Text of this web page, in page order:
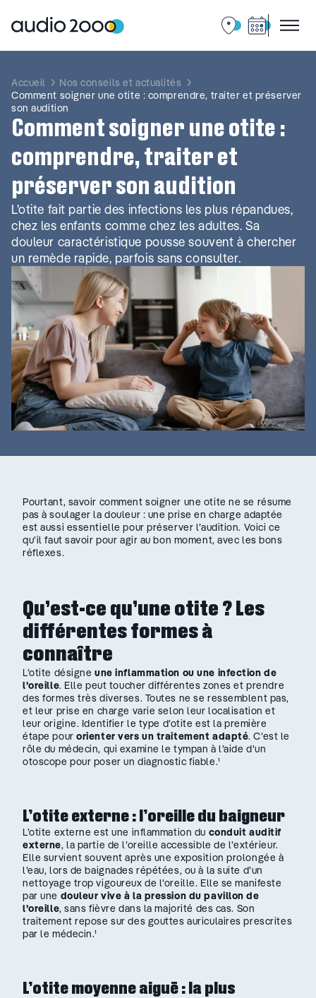
contenu
Accueil
Nos conseils et actualités
Comment soigner une otite : comprendre, traiter et préserver
son audition
Comment soigner une otite :
comprendre, traiter et
préserver son audition
L’otite fait partie des infections les plus répandues,
chez les enfants comme chez les adultes. Sa
douleur caractéristique pousse souvent à chercher
un remède rapide, parfois sans consulter.
Pourtant, savoir comment soigner une otite ne se résume
pas à soulager la douleur : une prise en charge adaptée
est aussi essentielle pour préserver l’audition. Voici ce
qu’il faut savoir pour agir au bon moment, avec les bons
réflexes.
Qu’est-ce qu’une otite ? Les
différentes formes à
connaître
L’otite désigneune inflammation ou une infection de
l’oreille. Elle peut toucher différentes zones et prendre
des formes très diverses. Toutes ne se ressemblent pas,
et leur prise en charge varie selon leur localisation et
leur origine. Identifier le type d’otite est la première
étape pourorienter vers un traitement adapté. C’est le
rôle du médecin, qui examine le tympan à l’aide d’un
otoscope pour poser un diagnostic fiable.¹
L’otite externe : l’oreille du baigneur
L’otite externe est une inflammation du conduit auditif
externe, la partie de l’oreille accessible de l’extérieur.
Elle survient souvent après une exposition prolongée à
l’eau, lors de baignades répétées, ou à la suite d’un
nettoyage trop vigoureux de l’oreille. Elle se manifeste
par une douleur vive à la pression du pavillon de
l’oreille, sans fièvre dans la majorité des cas. Son
traitement repose sur des gouttes auriculaires prescrites
par le médecin.¹
L’otite moyenne aiguë : la plus